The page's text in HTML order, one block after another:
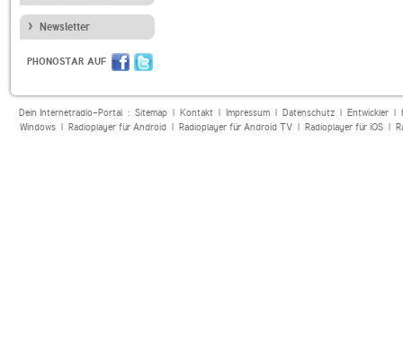
Newsletter
PHONOSTAR AUF
Dein Internetradio-Portal : Sitemap| Kontakt| Impressum| Datenschutz| Entwickler|
Windows| Radioplayer für Android| Radioplayer für Android TV| Radioplayer für iOS|